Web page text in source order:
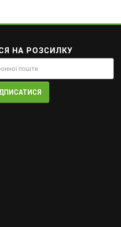
НА РОЗСИЛКУ